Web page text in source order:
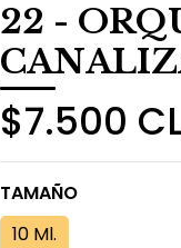
22 -
$7.500
TAMAÑO
10 Ml.